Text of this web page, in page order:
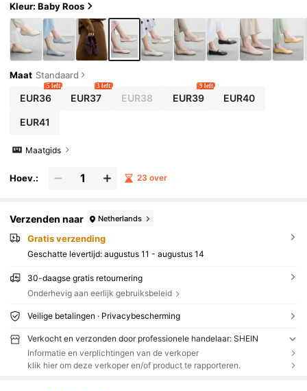
Kleur: Baby Roos
Maat Standaard
EUR36
5 left
EUR37
3 left
EUR38 EUR39
9 left
EUR40
EUR41
Maatgids
Hoev.: 23 over
Verzenden naar Netherlands
Gratis verzending
Geschatte levertijd: augustus 11 - augustus 14
30-daagse gratis retournering
Onderhevig aan eerlijk gebruiksbeleid
Veilige betalingen · Privacybescherming
Verkocht en verzonden door professionele handelaar: SHEIN
Informatie en verplichtingen van de verkoper
klik hier om deze verkoper en/of product te rapporteren.